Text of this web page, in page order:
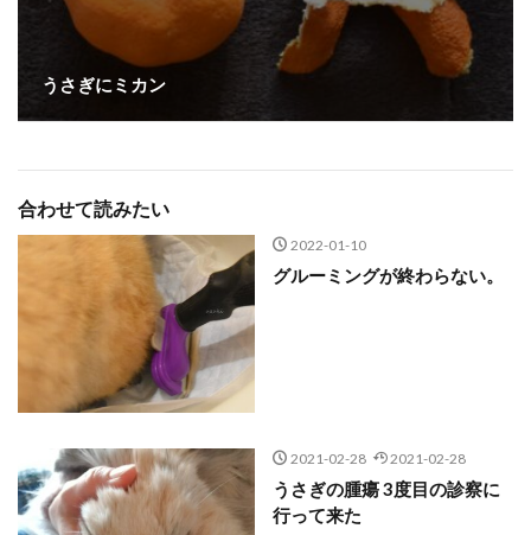
うさぎにミカン
合わせて読みたい
2022-01-10
グルーミングが終わらない。
2021-02-28 2021-02-28
うさぎの腫瘍 3度目の診察に
行って来た